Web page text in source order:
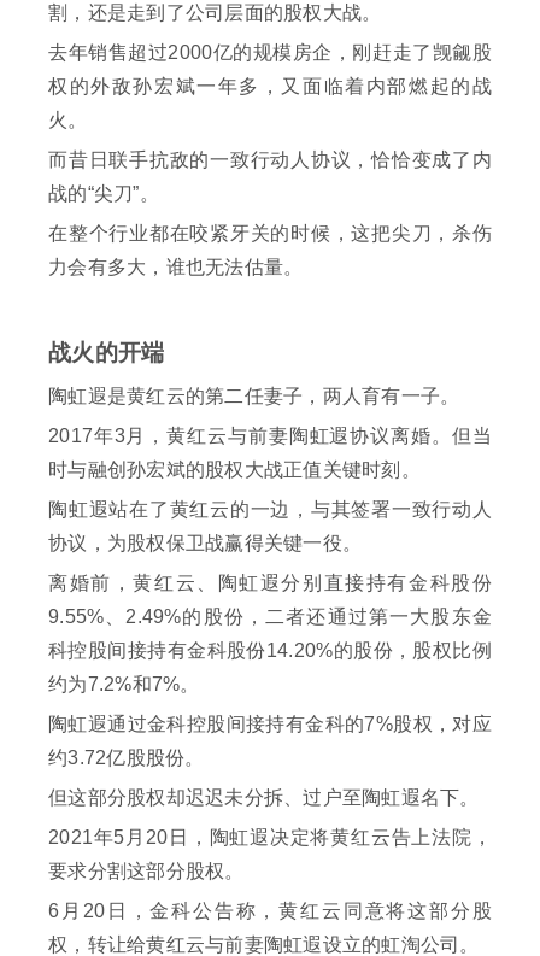
割，还是走到了公司层面的股权大战。
去年销售超过2000亿的规模房企，刚赶走了觊觎股
权的外敌孙宏斌一年多，又面临着内部燃起的战
火。
而昔日联手抗敌的一致行动人协议，恰恰变成了内
战的“尖刀”。
在整个行业都在咬紧牙关的时候，这把尖刀，杀伤
力会有多大，谁也无法估量。
战火的开端
陶虹遐是黄红云的第二任妻子，两人育有一子。
2017年3月，黄红云与前妻陶虹遐协议离婚。但当
时与融创孙宏斌的股权大战正值关键时刻。
陶虹遐站在了黄红云的一边，与其签署一致行动人
协议，为股权保卫战赢得关键一役。
离婚前，黄红云、陶虹遐分别直接持有金科股份
9.55%、2.49%的股份，二者还通过第一大股东金
科控股间接持有金科股份14.20%的股份，股权比例
约为7.2%和7%。
陶虹遐通过金科控股间接持有金科的7%股权，对应
约3.72亿股股份。
但这部分股权却迟迟未分拆、过户至陶虹遐名下。
2021年5月20日，陶虹遐决定将黄红云告上法院，
要求分割这部分股权。
6月20日，金科公告称，黄红云同意将这部分股
权，转让给黄红云与前妻陶虹遐设立的虹淘公司。